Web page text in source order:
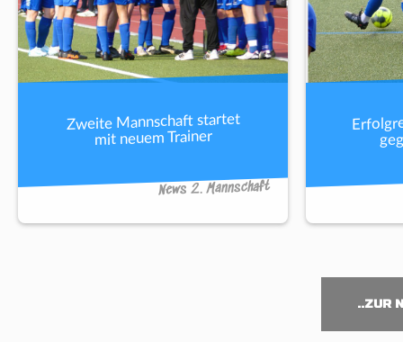
Zweite Mannschaft startet
mit neuem Trainer
News 2. Mannschaft
..ZUR